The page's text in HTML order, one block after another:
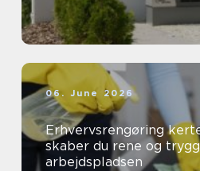
06. June 2026
Erhvervsrengøring
skaber du rene og
arbejdspladsen